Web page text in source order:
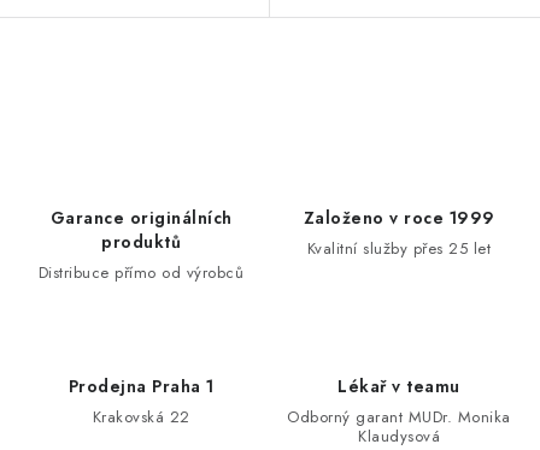
Garance originálních
produktů
Distribuce přímo od výrobců
Založeno v roce 1999
Kvalitní služby přes 25 let
Prodejna Praha 1
Krakovská 22
Lékař v teamu
Odborný garant MUDr. Monika
Klaudysová